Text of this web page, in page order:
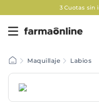
3 Cuotas sin
Maquillaje Labios